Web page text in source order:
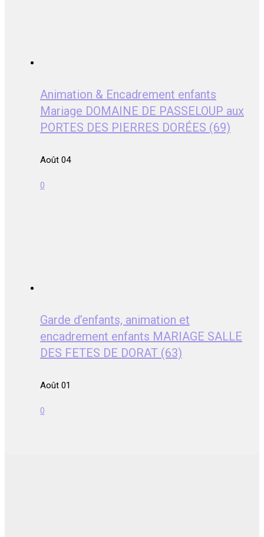
Animation & Encadrement enfants
Mariage DOMAINE DE PASSELOUP aux
PORTES DES PIERRES DORÉES (69)
Août 04
0
Garde d’enfants, animation et
encadrement enfants MARIAGE SALLE
DES FETES DE DORAT (63)
Août 01
0